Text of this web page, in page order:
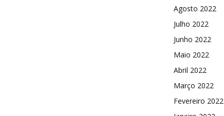
Agosto 2022
Julho 2022
Junho 2022
Maio 2022
Abril 2022
Março 2022
Fevereiro 2022